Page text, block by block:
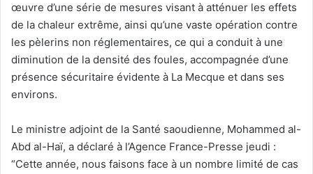
œuvre d’une série de mesures visant à atténuer les effets
de la chaleur extrême, ainsi qu’une vaste opération contre
les pèlerins non réglementaires, ce qui a conduit à une
diminution de la densité des foules, accompagnée d’une
présence sécuritaire évidente à La Mecque et dans ses
environs.
Le ministre adjoint de la Santé saoudienne, Mohammed al-
Abd al-Haï, a déclaré à l’Agence France-Presse jeudi :
“Cette année, nous faisons face à un nombre limité de cas